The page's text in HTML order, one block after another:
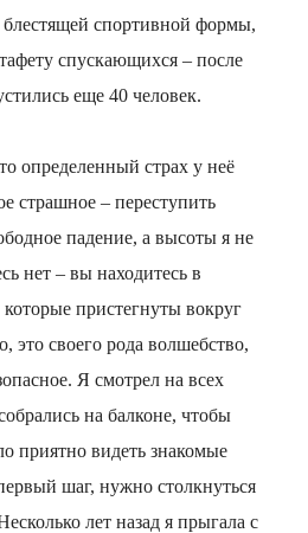
спортивной формы,
спускающихся – после
еще 40 человек.
определенный страх у неё
страшное – переступить
падение, а высоты я не
нет – вы находитесь в
пристегнуты вокруг
это своего рода волшебство,
Я смотрел на всех
на балконе, чтобы
приятно видеть знакомые
шаг, нужно столкнуться
лет назад я прыгала с